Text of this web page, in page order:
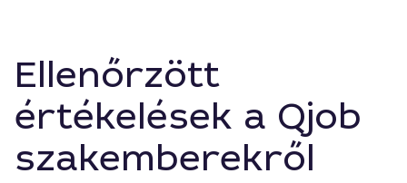
Ellenőrzött
értékelések a Qjob
szakemberekről